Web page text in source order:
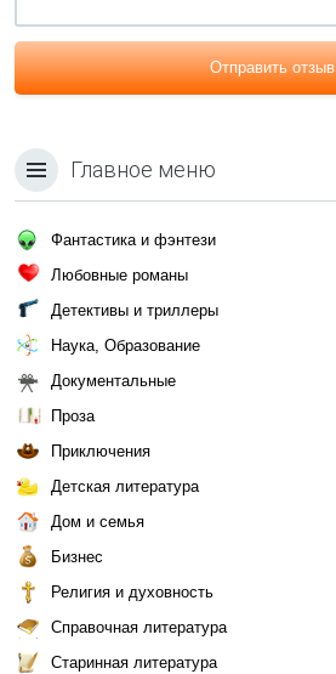
Отправить отзыв
Главное меню
Фантастика и фэнтези
Любовные романы
Детективы и триллеры
Наука, Образование
Документальные
Проза
Приключения
Детская литература
Дом и семья
Бизнес
Религия и духовность
Справочная литература
Старинная литература